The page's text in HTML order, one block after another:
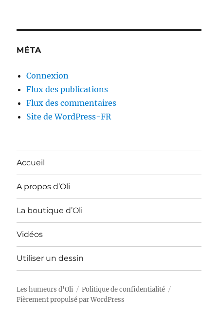
MÉTA
Connexion
Flux des publications
Flux des commentaires
Site de WordPress-FR
Accueil
A propos d’Oli
La boutique d’Oli
Vidéos
Utiliser un dessin
Les humeurs d'Oli
Politique de confidentialité
Fièrement propulsé par WordPress